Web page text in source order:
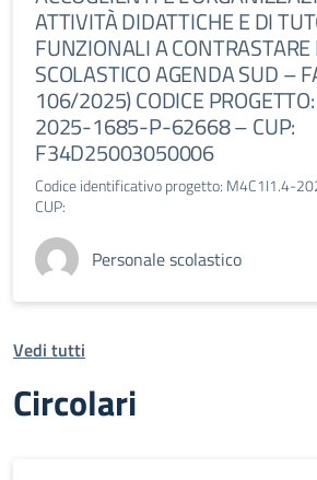
ATTIVITÀ DIDATTICHE E DI
FUNZIONALI A CONTRASTARE
SCOLASTICO AGENDA SUD –
106/2025) CODICE
2025-1685-P-62668 – CUP:
F34D25003050006
Codice identificativo progetto: M4C1I1.4-
CUP:
Personale scolastico
Vedi tutti
Circolari